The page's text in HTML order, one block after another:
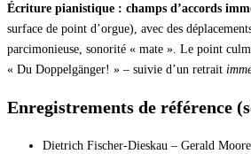
Écriture pianistique : champs d’accords
surface de point d’orgue), avec des
parcimonieuse, sonorité « mate ». Le point
« Du Doppelgänger! » – suivie d’un retrait
Enregistrements de référence
Dietrich Fischer-Dieskau – Gerald Moore